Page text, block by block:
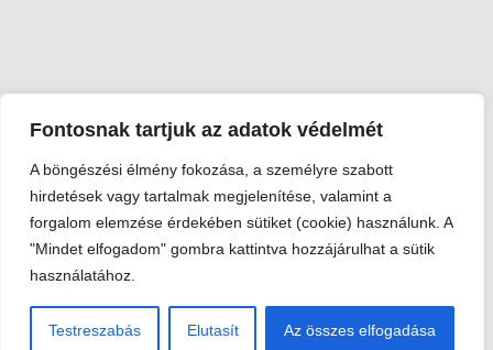
Fontosnak tartjuk az adatok védelmét
A böngészési élmény fokozása, a személyre szabott
hirdetések vagy tartalmak megjelenítése, valamint a
forgalom elemzése érdekében sütiket (cookie) használunk. A
"Mindet elfogadom" gombra kattintva hozzájárulhat a sütik
használatához.
Testreszabás Elutasít Az összes elfogadása
Viski Károly Múzeum Kalocsa
6300 Kalocsa, Szent István király út 25. · Telefon:
351
© 2026 Viski Károly Múzeum Kalocsa